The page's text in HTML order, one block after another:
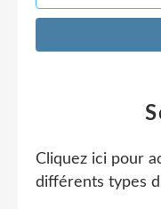
Cliquez ici pour
différents types